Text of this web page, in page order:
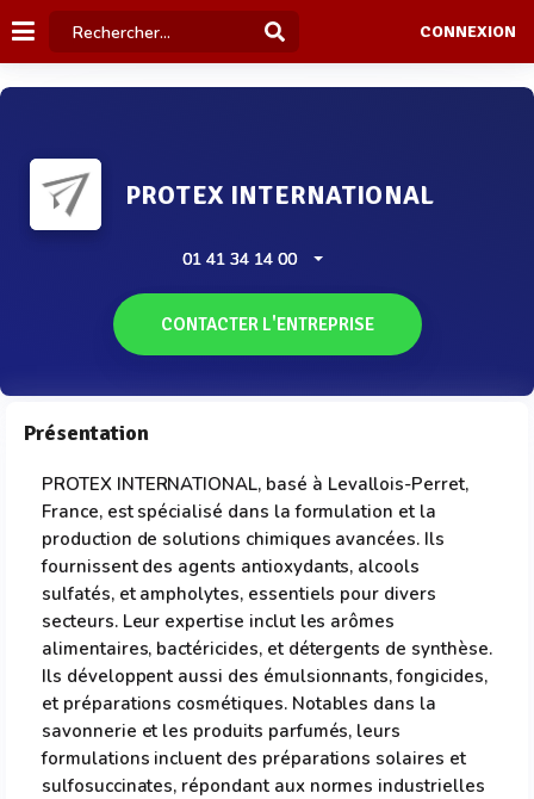
CONNEXION
PROTEX INTERNATIONAL
01 41 34 14 00
CONTACTER L'ENTREPRISE
Présentation
PROTEX INTERNATIONAL, basé à Levallois-Perret,
France, est spécialisé dans la formulation et la
production de solutions chimiques avancées. Ils
fournissent des agents antioxydants, alcools
sulfatés, et ampholytes, essentiels pour divers
secteurs. Leur expertise inclut les arômes
alimentaires, bactéricides, et détergents de synthèse.
Ils développent aussi des émulsionnants, fongicides,
et préparations cosmétiques. Notables dans la
savonnerie et les produits parfumés, leurs
formulations incluent des préparations solaires et
sulfosuccinates, répondant aux normes industrielles